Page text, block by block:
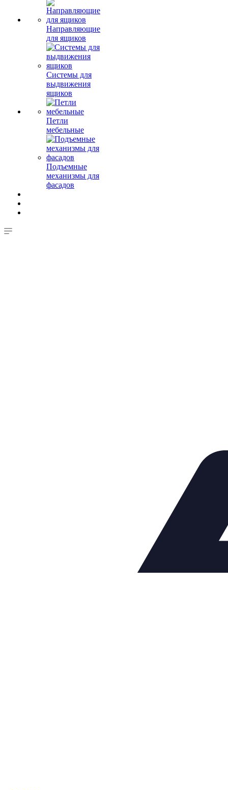
Направляющие
для ящиков
Системы для
выдвижения
ящиков
Петли
мебельные
Подъемные
механизмы для
фасадов